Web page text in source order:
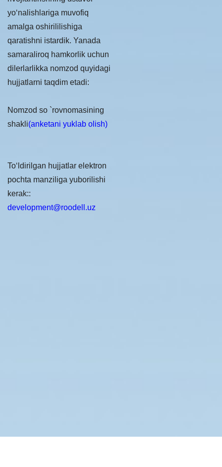
yo‘nalishlariga muvofiq
amalga oshirililishiga
qaratishni istardik. Yanada
samaraliroq hamkorlik uchun
dilerlarlikka nomzod quyidagi
hujjatlarni taqdim etadi:
Nomzod so `rovnomasining
shakli(anketani yuklab olish)
Toʻldirilgan hujjatlar elektron
pochta manziliga yuborilishi
kerak::
development@roodell.uz